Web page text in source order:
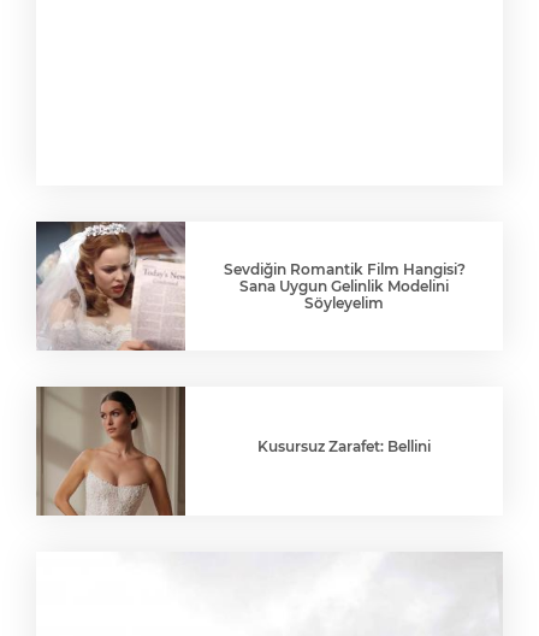
Sevdiğin Romantik Film Hangisi?
Sana Uygun Gelinlik Modelini
Söyleyelim
Kusursuz Zarafet: Bellini